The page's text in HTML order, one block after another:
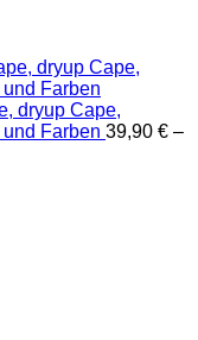
dryup Cape,
Farben 39,90 € –